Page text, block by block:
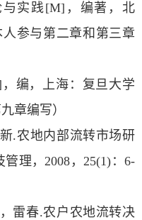
实践[M]，编著，北
参与第二章和第三章
编，上海：复旦大学
章编写）
.农地内部流转市场研
理，2008，25(1)：6-
雷春.农户农地流转决